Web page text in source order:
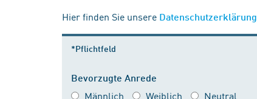
Hier finden Sie unsere Datenschutzerklärung
*Pflichtfeld
Bevorzugte Anrede
Männlich Weiblich Neutral